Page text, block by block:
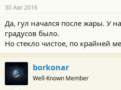
н
с
т
и
30 Авг 2016
Да, гул начался после жары. У
градусов было.
Но стекло чистое, по крайней
borkonar
Well-Known Member